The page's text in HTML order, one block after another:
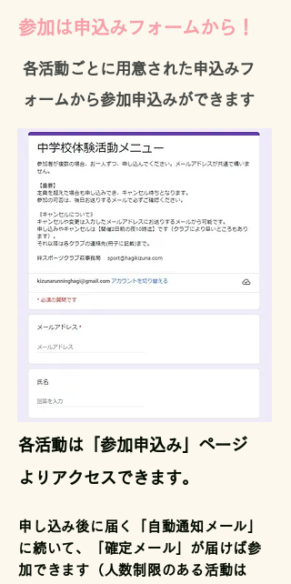
参加は申込みフォームから！
各活動ごとに用意された申込みフ
ォームから参加申込みができます
各活動は「参加申込み」ページ
よりアクセスできます。
申し込み後に届く「自動通知メール」
に続いて、「確定メール」が届けば参
加できます（人数制限のある活動は